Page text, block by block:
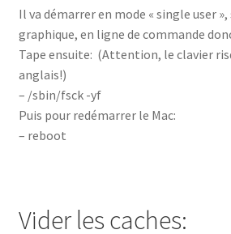
Il va démarrer en mode « single user
graphique, en ligne de commande
Tape ensuite: (Attention, le clavier
anglais!)
– /sbin/fsck -yf
Puis pour redémarrer le Mac:
– reboot
Vider les caches: